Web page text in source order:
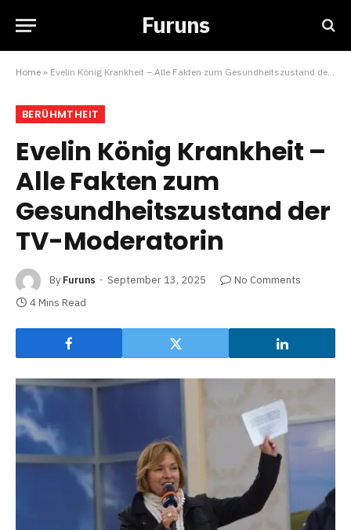
Furuns
Home » Evelin König Krankheit – Alle Fakten zum Gesundheitszustand der TV-Moderatorin
BERÜHMTHEIT
Evelin König Krankheit –
Alle Fakten zum
Gesundheitszustand der
TV-Moderatorin
By Furuns September 13, 2025
No Comments
4 Mins Read